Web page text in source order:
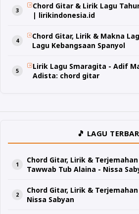
Chord Gitar & Lirik Lagu
| lirikindonesia.id
Chord Gitar, Lirik & Makna
Lagu Kebangsaan Spanyol
Lirik Lagu Smaragita - Adif
Adista: chord gitar
🎵 LAGU
Chord Gitar, Lirik & Terjemahan
Tawwab Tub Alaina - Nissa
Chord Gitar, Lirik &
Nissa Sabyan